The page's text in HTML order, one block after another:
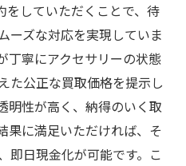
をしていただくことで、待
ーズな対応を実現していま
丁寧にアクセサリーの状態
た公正な買取価格を提示し
明性が高く、納得のいく取
果に満足いただければ、そ
即日現金化が可能です。こ